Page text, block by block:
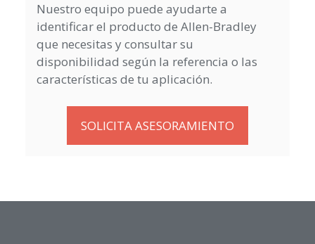
Nuestro equipo puede ayudarte a
identificar el producto de Allen-Bradley
que necesitas y consultar su
disponibilidad según la referencia o las
características de tu aplicación.
SOLICITA ASESORAMIENTO